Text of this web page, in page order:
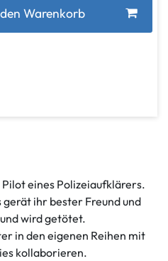
Warenkorb
eines Polizeiaufklärers.
ihr bester Freund und
wird getötet.
in den eigenen Reihen mit
kollaborieren.